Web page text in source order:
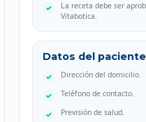
La receta debe ser
Vitabotica.
Datos del paciente
Dirección del domicilio.
Teléfono de contacto.
Previsión de salud.